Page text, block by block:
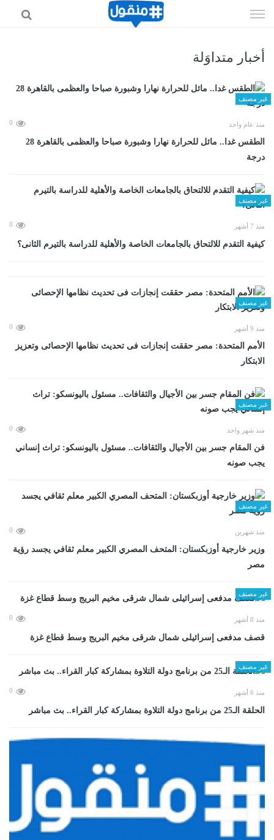
الى
أخبار متداوَلة
غير مصنف
منذ عام واحد 0
الطقس غدا.. مائل للحرارة نهارا وشبورة صباحا والعظمى بالقاهرة 28
درجة
غير مصنف
منذ 7 أشهر 0
كيفية التقدم للالتحاق بالجامعات الخاصة والأهلية للدراسة بالتيرم الثانى؟
غير مصنف
منذ 9 أشهر 0
الأمم المتحدة: مصر حققت إنجازات فى تحديث نظامها الإحصائى وتعزيز
الابتكار
غير مصنف
منذ شهر واحد 0
فن المقام جسر بين الأجيال والثقافات.. مسئول باليونسكو: تراث إنساني
يجب صونه
غير مصنف
منذ شهرين 0
وزير خارجية أوزبكستان: المتحف المصري الكبير معلم ثقافي يجسد رؤية
مصر
غير مصنف
منذ 8 أشهر 0
قصف مدفعى إسرائيلى شمال شرقى مخيم البريج وسط قطاع غزة
غير مصنف
منذ 6 أشهر 0
الحلقة الـ25 من برنامج دولة التلاوة بمشاركة كبار القراء.. بث مباشر